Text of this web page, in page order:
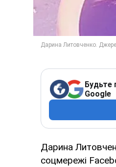
Будьте
Google
Дарина
соцмережі